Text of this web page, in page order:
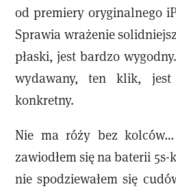
od premiery oryginalnego
Sprawia wrażenie
płaski, jest bardzo
wydawany, ten klik,
konkretny.
Nie ma róży bez
zawiodłem się na baterii
nie spodziewałem się